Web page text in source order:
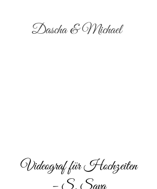
Dascha & Michael
Videograf für Hochzeiten